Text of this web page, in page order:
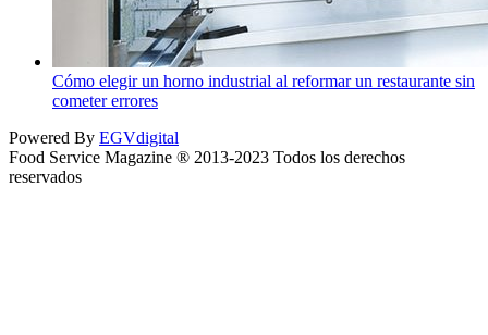
Cómo elegir un horno industrial al reformar un restaurante sin
cometer errores
Powered By EGVdigital
Food Service Magazine ® 2013-2023 Todos los derechos
reservados